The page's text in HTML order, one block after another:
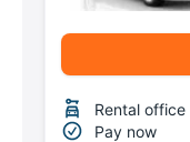
Rental office
Pay now